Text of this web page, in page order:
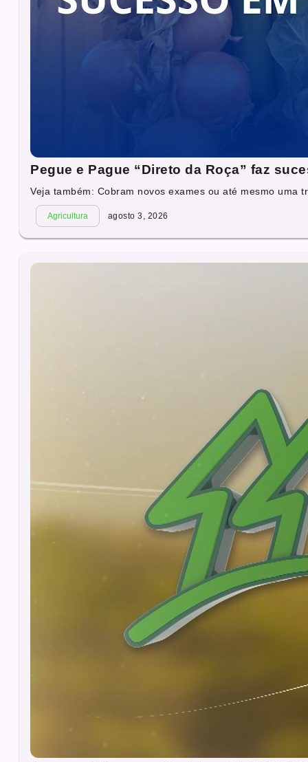
Pegue e Pague “Direto da Roça” faz
Veja também: Cobram novos exames ou até mesmo uma
Agricultura agosto 3, 2026